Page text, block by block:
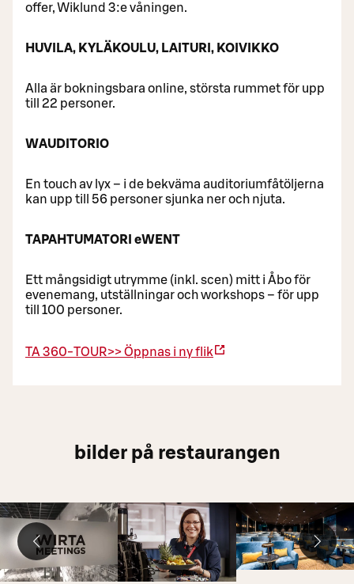
offer, Wiklund 3:e våningen.
HUVILA, KYLÄKOULU, LAITURI, KOIVIKKO
Alla är bokningsbara online, största rummet för upp
till 22 personer.
WAUDITORIO
En touch av lyx – i de bekväma auditoriumfåtöljerna
kan upp till 56 personer sjunka ner och njuta.
TAPAHTUMATORI eWENT
Ett mångsidigt utrymme (inkl. scen) mitt i Åbo för
evenemang, utställningar och workshops – för upp
till 100 personer.
TA 360-TOUR>>Öppnas i ny flik
bilder på restaurangen